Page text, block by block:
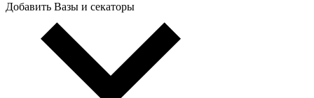
Добавить Вазы и секаторы